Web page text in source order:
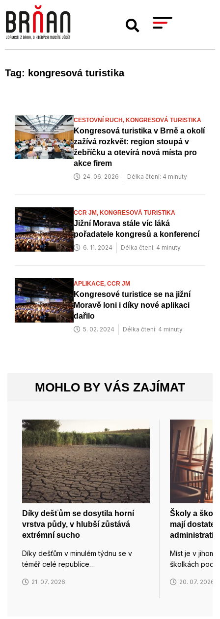
Tag: kongresová turistika
CESTOVNÍ RUCH, KONGRESOVÁ TURISTIKA
Kongresová turistika v Brně a okolí
zažívá rozkvět: region stoupá v
žebříčku a otevírá nová místa pro
akce firem
24. 06. 2026 Délka čtení: 4 minuty
CCR JM, KONGRESOVÁ TURISTIKA
Jižní Morava stále víc láká
pořadatele kongresů a konferencí
6. 11. 2024 Délka čtení: 4 minuty
APLIKACE, CCR JM
Kongresové turistice se na jižní
Moravě loni i díky nové aplikaci
dařilo
5. 02. 2024 Délka čtení: 4 minuty
MOHLO BY VÁS ZAJÍMAT
Díky dešťům se dosytila horní
vrstva půdy, v hlubší zůstává
extrémní sucho
Díky dešťům v minulém týdnu se v
téměř celé republice…
21. 07. 2026
Školy a
mají
Míst je v
školkách
20. 07. 2026